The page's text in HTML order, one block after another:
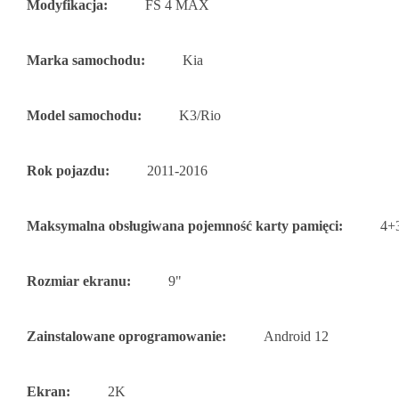
Modyfikacja: FS 4 MAX
Marka samochodu: Kia
Model samochodu: K3/Rio
Rok pojazdu: 2011-2016
Maksymalna obsługiwana pojemność karty pamięci:
Rozmiar ekranu: 9"
Zainstalowane oprogramowanie: Android 12
Ekran: 2K